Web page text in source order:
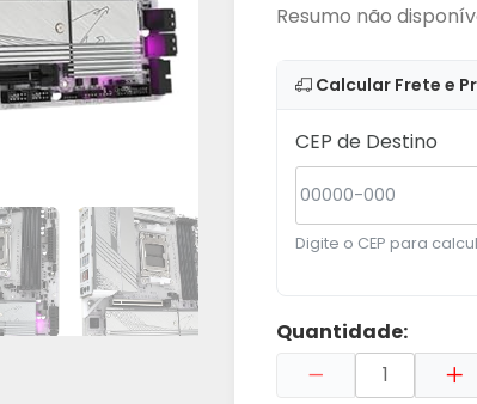
Resumo não
Calcular Frete e
CEP de Destino
Digite o CEP para
Quantidade: